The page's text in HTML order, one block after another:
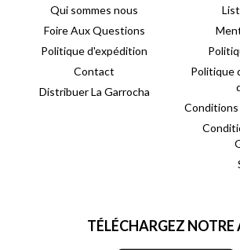
Qui sommes nous
Foire Aux Questions
Politique d'expédition
Contact
Distribuer La Garrocha
Politique
TÉLÉCHARGEZ NOTRE